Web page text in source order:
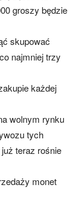
groszy będzie
skupować
najmniej trzy
każdej
wolnym rynku
tych
teraz rośnie
monet